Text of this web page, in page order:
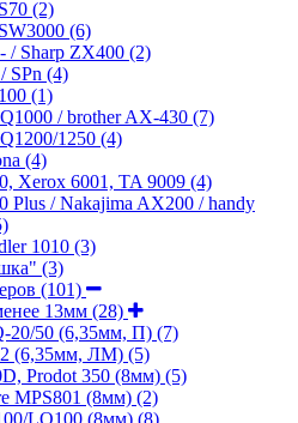
(2)
(6)
/ Sharp ZX400 (2)
SPn (4)
(1)
/ brother AX-430 (7)
1250 (4)
(4)
Xerox 6001, TA 9009 (4)
Plus / Nakajima AX200 / handy
1010 (3)
(3)
(101)
13мм (28)
20/50 (6,35мм, П) (7)
(6,35мм, ЛМ) (5)
Prodot 350 (8мм) (5)
MPS801 (8мм) (2)